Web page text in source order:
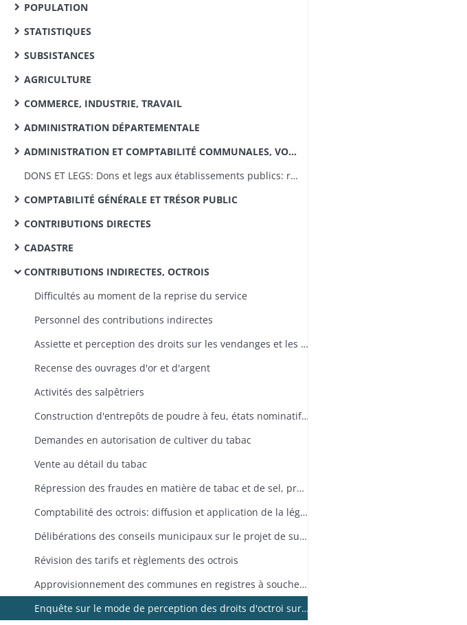
POPULATION
STATISTIQUES
SUBSISTANCES
AGRICULTURE
COMMERCE, INDUSTRIE, TRAVAIL
ADMINISTRATION DÉPARTEMENTALE
ADMINISTRATION ET COMPTABILITÉ COMMUNALES, VOIRIE VICINALE
DONS ET LEGS: Dons et legs aux établissements publics: réglementation, statistiques
COMPTABILITÉ GÉNÉRALE ET TRÉSOR PUBLIC
CONTRIBUTIONS DIRECTES
CADASTRE
CONTRIBUTIONS INDIRECTES, OCTROIS
Difficultés au moment de la reprise du service
Personnel des contributions indirectes
Assiette et perception des droits sur les vendanges et les boissons, répression des fraudes
Recense des ouvrages d'or et d'argent
Activités des salpêtriers
Construction d'entrepôts de poudre à feu, états nominatifs des débitants de poudre à feu, relevés périodiques de la quantité de poudre à feu vendue
Demandes en autorisation de cultiver du tabac
Vente au détail du tabac
Répression des fraudes en matière de tabac et de sel, propositions propres à supprimer l'impôt sur le sel
Comptabilité des octrois: diffusion et application de la législation et de la réglementation, modèles de pièces comptables
Délibérations des conseils municipaux sur le projet de supprimer certains octrois
Révision des tarifs et règlements des octrois
Approvisionnement des communes en registres à souches et en bordereaux vierges frais d'impression des registres et règlements d'octroi
Enquête sur le mode de perception des droits d'octroi sur les bestiaux (par tête ou au poids)